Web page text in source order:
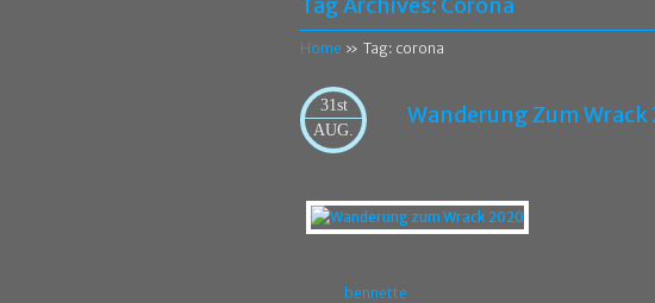
Home » Tag: corona
31st
AUG.
Wanderung Zum Wrack
bennette